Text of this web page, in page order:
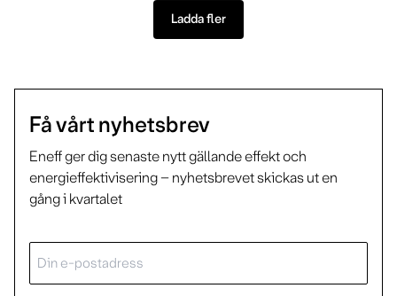
Ladda fler
Få vårt nyhetsbrev
Eneff ger dig senaste nytt gällande effekt och
energieffektivisering – nyhetsbrevet skickas ut en
gång i kvartalet
E-
post